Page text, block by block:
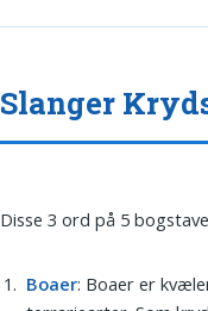
Slanger
Disse 3 ord på 5
Boaer: Boaer er